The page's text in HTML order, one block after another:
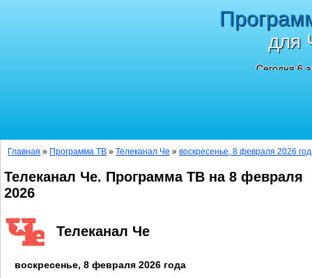
для
Сегодня 6
Главная » Программа ТВ » Телеканал Че » воскресенье, 8 февраля 2026
Телеканал Че. Программа ТВ на 8 февраля
2026
Телеканал Че
воскресенье, 8 февраля 2026 года